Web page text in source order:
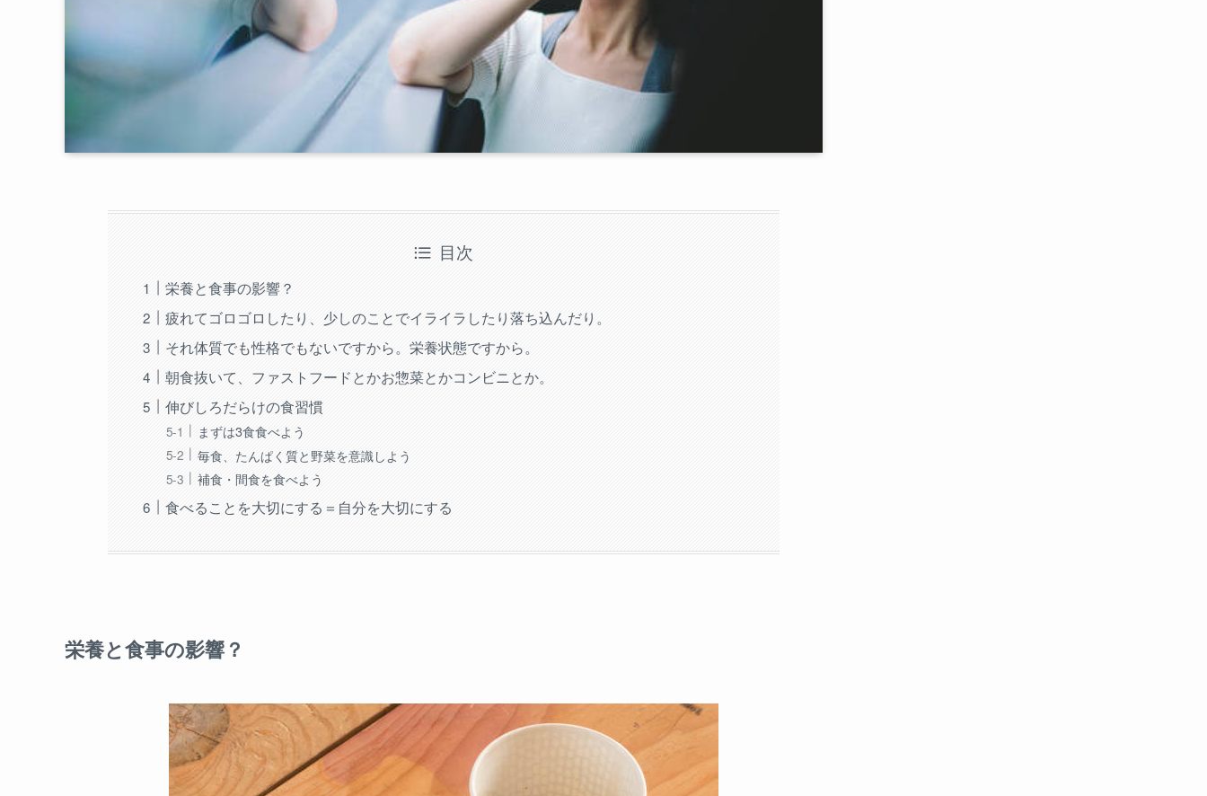
目次
栄養と食事の影響？
疲れてゴロゴロしたり、少しのことでイライラしたり落ち込んだり。
それ体質でも性格でもないですから。栄養状態ですから。
朝食抜いて、ファストフードとかお惣菜とかコンビニとか。
伸びしろだらけの食習慣
まずは3食食べよう
毎食、たんぱく質と野菜を意識しよう
補食・間食を食べよう
食べることを大切にする＝自分を大切にする
栄養と食事の影響？